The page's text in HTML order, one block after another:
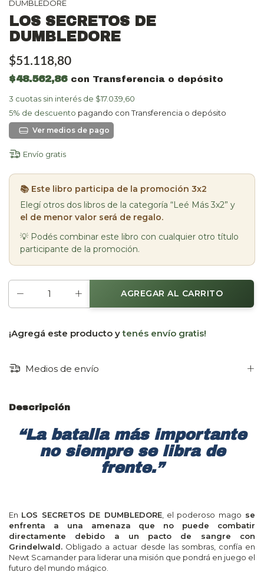
DUMBLEDORE
LOS SECRETOS DE
DUMBLEDORE
$51.118,80
$48.562,86 con Transferencia o depósito
3 cuotas sin interés de $17.039,60
5% de descuento pagando con Transferencia o depósito
Ver más detalles
Envío gratis
📚 Este libro participa de la promoción 3x2
Elegí otros dos libros de la categoría “Leé Más 3x2” y
el de menor valor será de regalo.
💡 Podés combinar este libro con cualquier otro título
participante de la promoción.
¡Agregá este producto ytenés envío gratis!
Medios de envío
Descripción
“La batalla más importante
no siempre se libra de
frente.”
En LOS SECRETOS DE DUMBLEDORE, el poderoso mago se
enfrenta a una amenaza que no puede combatir
directamente debido a un pacto de sangre con
Grindelwald. Obligado a actuar desde las sombras, confía en
Newt Scamander para liderar una misión que pondrá en juego el
futuro del mundo mágico.